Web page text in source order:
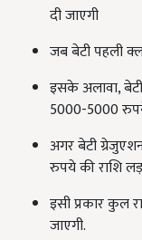
दी जाएगी
जब बेटी पहली
इसके अलावा,
5000-5000
अगर बेटी
रुपये की राशि
इसी प्रकार कुल
जाएगी.